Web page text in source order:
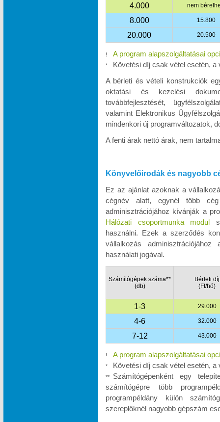
4.000 nem
8.000 15.800
20.000 20.500
! A program alapszolgáltatásai
*
Követési díj csak vétel esetén, a
A bérleti és vételi konstrukciók
oktatási és kezelési
továbbfejlesztését,
valamint Elektronikus
mindenkori új programváltozatok,
A fenti árak nettó árak, nem
Könyvelőirodák és nagyobb
Ez az ajánlat azoknak a
cégnév alatt, egynél több
adminisztrációjához kívánják a
Hálózati csoportmunka modul
használni. Ezek a szerződés
vállalkozás
használati jogával.
Számítógépek száma**
(db)
Bérleti díj
(Ft/hó)
1-3 29.000
4-6 32.000
7-12 43.000
! A program alapszolgáltatásai
* Követési díj csak vétel esetén, a
**
Számítógépenként egy
számítógépre több
programpéldány külön
szereplőknél nagyobb gépszám